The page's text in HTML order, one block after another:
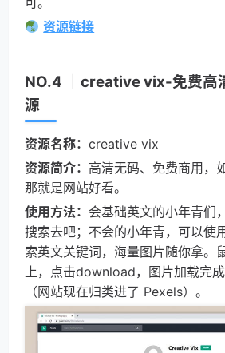
资源链接
NO.4 ｜creative vix-免费高
源
资源名称： creative vix
资源简介： 高清无码、免费商用，
那就是网站好看。
使用方法： 会基础英文的小年青们
搜索去吧；不会的小年青，可以使
索英文关键词，海量图片随你拿。
上，点击download，图片加载完
（网站现在归类进了 Pexels）。